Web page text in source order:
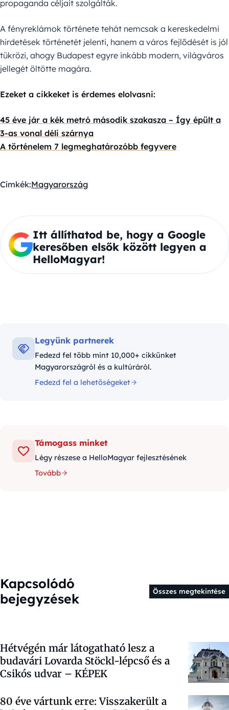
propaganda céljait szolgálták.
A fényreklámok története tehát nemcsak a kereskedelmi
hirdetések történetét jelenti, hanem a város fejlődését is jól
tükrözi, ahogy Budapest egyre inkább modern, világváros
jellegét öltötte magára.
Ezeket a cikkeket is érdemes elolvasni:
45 éve jár a kék metró második szakasza – Így épült a
3-as vonal déli szárnya
A történelem 7 legmeghatározóbb fegyvere
Címkék:Magyarország
Itt állíthatod be, hogy a Google
keresőben elsők között legyen a
HelloMagyar!
Legyünk partnerek
Fedezd fel több mint 10,000+ cikkünket
Magyarországról és a kultúráról.
Fedezd fel a lehetőségeket
Támogass minket
Légy részese a HelloMagyar fejlesztésének
Tovább
Kapcsolódó
bejegyzések
Összes megtekintése
Hétvégén már látogatható lesz a
budavári Lovarda Stöckl-lépcső és a
Csikós udvar – KÉPEK
80 éve vártunk erre: Visszakerült a